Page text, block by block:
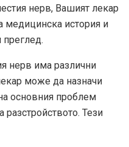
нерв, Вашият лекар
медицинска история и
нерв има различни
може да назначи
основния проблем
Тези